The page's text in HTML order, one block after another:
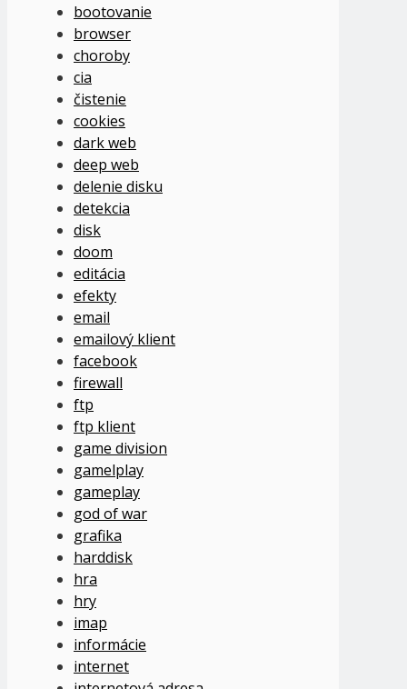
bootovanie
browser
choroby
cia
čistenie
cookies
dark web
deep web
delenie disku
detekcia
disk
doom
editácia
efekty
email
emailový klient
facebook
firewall
ftp
ftp klient
game division
gamelplay
gameplay
god of war
grafika
harddisk
hra
hry
imap
informácie
internet